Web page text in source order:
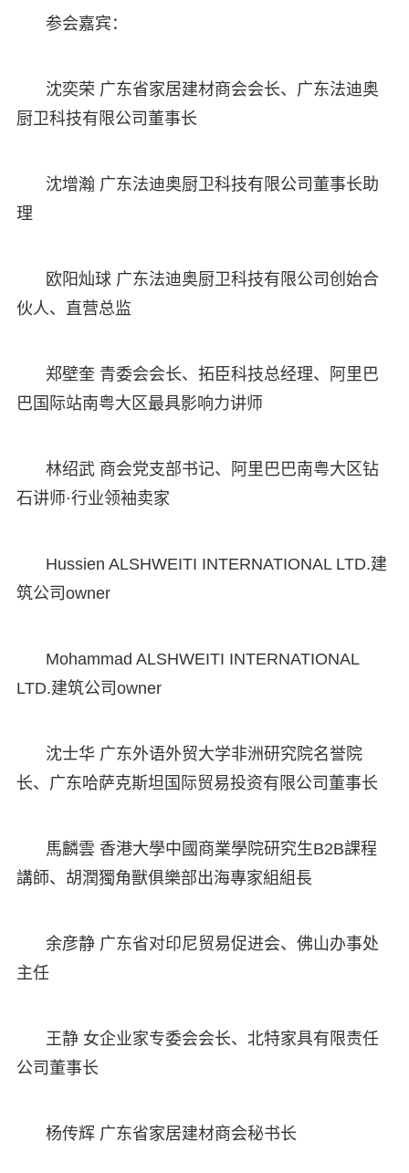
参会嘉宾：
沈奕荣 广东省家居建材商会会长、广东法迪奥
厨卫科技有限公司董事长
沈增瀚 广东法迪奥厨卫科技有限公司董事长助
理
欧阳灿球 广东法迪奥厨卫科技有限公司创始合
伙人、直营总监
郑壁奎 青委会会长、拓臣科技总经理、阿里巴
巴国际站南粤大区最具影响力讲师
林绍武 商会党支部书记、阿里巴巴南粤大区钻
石讲师·行业领袖卖家
Hussien ALSHWEITI INTERNATIONAL LTD.建
筑公司owner
Mohammad ALSHWEITI INTERNATIONAL
LTD.建筑公司owner
沈士华 广东外语外贸大学非洲研究院名誉院
长、广东哈萨克斯坦国际贸易投资有限公司董事长
馬麟雲 香港大學中國商業學院研究生B2B課程
講師、胡潤獨角獸俱樂部出海專家組組長
余彦静 广东省对印尼贸易促进会、佛山办事处
主任
王静 女企业家专委会会长、北特家具有限责任
公司董事长
杨传辉 广东省家居建材商会秘书长